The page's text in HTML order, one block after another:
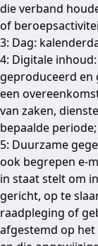
die verband
of
3: Dag:
4: Digitale
geproduceerd en
een
van zaken,
bepaalde periode;
5: Duurzame
ook begrepen e-
in staat stelt om
gericht, op te
raadpleging of
afgestemd op